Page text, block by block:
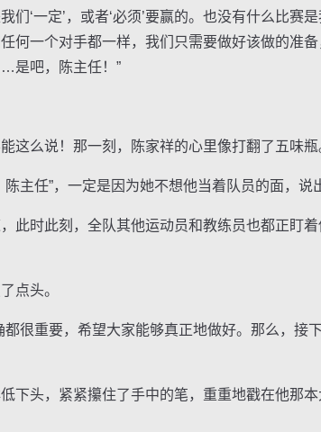
‘一定’，或者‘必须’要赢的。也没有什么比赛是
何一个对手都一样，我们只需要做好该做的准备
是吧，陈主任！”
说！那一刻，陈家祥的心里像打翻了五味瓶
任”，一定是因为她不想他当着队员的面，说
时此刻，全队其他运动员和教练员也都正盯着
点头。
很重要，希望大家能够真正地做好。那么，接
头，紧紧攥住了手中的笔，重重地戳在他那本